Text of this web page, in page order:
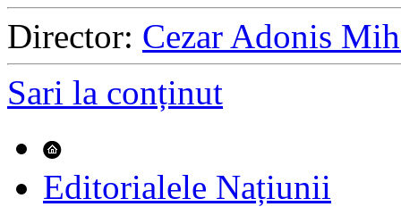
Director: Cezar Adonis
Sari la conținut
Editorialele Națiunii